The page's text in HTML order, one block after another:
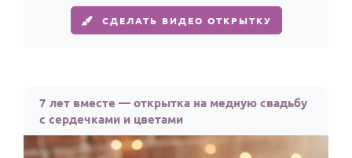
СДЕЛАТЬ ВИДЕО ОТКРЫТКУ
7 лет вместе — открытка на медную свадьбу
с сердечками и цветами